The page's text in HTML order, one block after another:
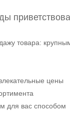
товара:
цены
для вас способом